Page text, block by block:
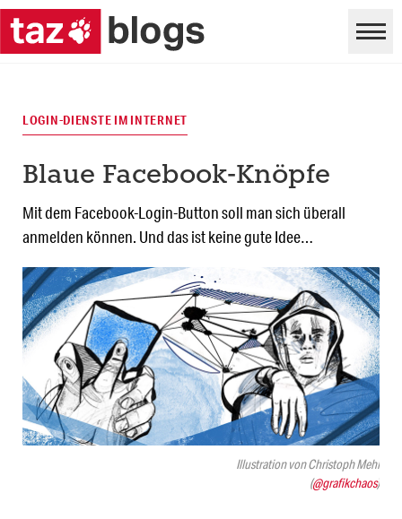
Illustration von Christoph Mehl
(@grafikchaos)
LOGIN-DIENSTE IM INTERNET
Blaue Facebook-Knöpfe
Mit dem Facebook-Login-Button soll man sich überall
anmelden können. Und das ist keine gute Idee…